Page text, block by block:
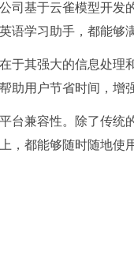
司基于云雀模型开发
语学习助手，都能够
于其强大的信息处理
助用户节省时间，增
台兼容性。除了传统
，都能够随时随地使